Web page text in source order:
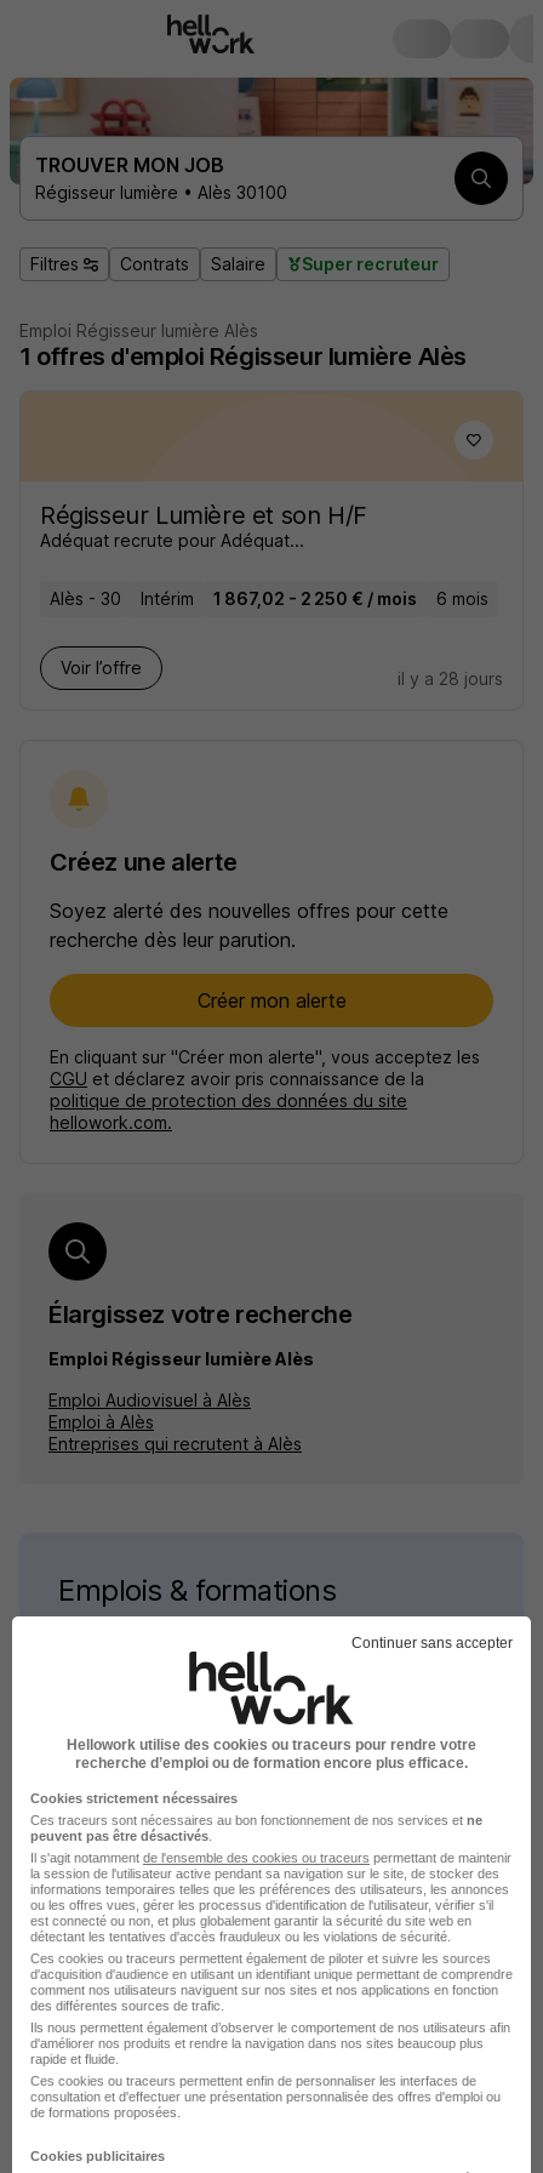
TROUVER MON JOB
Régisseur lumière • Alès 30100
Filtres Contrats Salaire Super recruteur
Emploi Régisseur lumière Alès
1 offres d'emploi Régisseur lumière Alès
Régisseur Lumière et son H/F
Adéquat recrute pour Adéquat...
Alès - 30 Intérim 1 867,02 - 2 250 € / mois 6 mois
Voir l’offre
il y a 28 jours
Créez une alerte
Soyez alerté des nouvelles offres pour cette
recherche dès leur parution.
Créer mon alerte
En cliquant sur "Créer mon alerte", vous acceptez les
CGU et déclarez avoir pris connaissance de la
politique de protection des données du site
hellowork.com.
Élargissez votre recherche
Emploi Régisseur lumière Alès
Emploi Audiovisuel à Alès
Emploi à Alès
Entreprises qui recrutent à Alès
Emplois & formations
Emploi Régisseur lumière
Emploi Audiovisuel
L'emploi par métier à Alès dans
le domaine Audiovisuel
Emploi Animateur multimédia Alès
L'emploi par métier
Continuer sans accepter
Hellowork utilise des cookies ou traceurs pour rendre votre
recherche d’emploi ou de formation encore plus efficace.
Cookies strictement nécessaires
Ces traceurs sont nécessaires au bon fonctionnement de nos services et ne
peuvent pas être désactivés
Il s'agit notamment de l'ensemble des cookies ou traceurs permettant de maintenir
la session de l'utilisateur active pendant sa navigation sur le site, de stocker des
informations temporaires telles que les préférences des utilisateurs, les annonces
ou les offres vues, gérer les processus d'identification de l'utilisateur, vérifier s'il
est connecté ou non, et plus globalement garantir la sécurité du site web en
détectant les tentatives d'accès frauduleux ou les violations de sécurité.
Ces cookies ou traceurs permettent également de piloter et suivre les sources
d'acquisition d'audience en utilisant un identifiant unique permettant de comprendre
comment nos utilisateurs naviguent sur nos sites et nos applications en fonction
des différentes sources de trafic.
Ils nous permettent également d’observer le comportement de nos utilisateurs afin
d'améliorer nos produits et rendre la navigation dans nos sites beaucoup plus
rapide et fluide.
Ces cookies ou traceurs permettent enfin de personnaliser les interfaces de
consultation et d'effectuer une présentation personnalisée des offres d'emploi ou
de formations proposées.
Cookies publicitaires